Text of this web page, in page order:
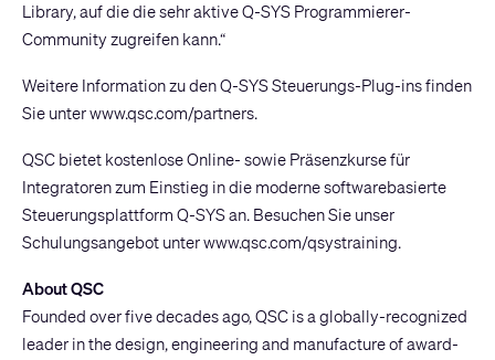
Library, auf die die sehr aktive Q-SYS Programmierer-
Community zugreifen kann.“
Weitere Information zu den Q-SYS Steuerungs-Plug-ins finden
Sie unterwww.qsc.com/partners.
QSC bietet kostenlose Online- sowie Präsenzkurse für
Integratoren zum Einstieg in die moderne softwarebasierte
Steuerungsplattform Q-SYS an. Besuchen Sie unser
Schulungsangebot unterwww.qsc.com/qsystraining.
About QSC
Founded over five decades ago, QSC is a globally-recognized
leader in the design, engineering and manufacture of award-